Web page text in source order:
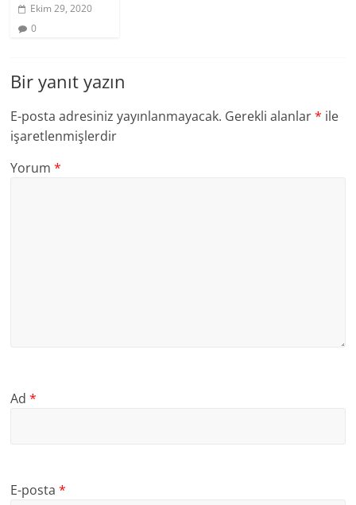
Ekim 29, 2020
0
Bir yanıt yazın
E-posta adresiniz yayınlanmayacak. Gerekli alanlar* ile
işaretlenmişlerdir
Yorum*
Ad*
E-posta*